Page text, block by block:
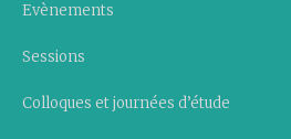
Evènements
Sessions
Colloques et journées d’étude